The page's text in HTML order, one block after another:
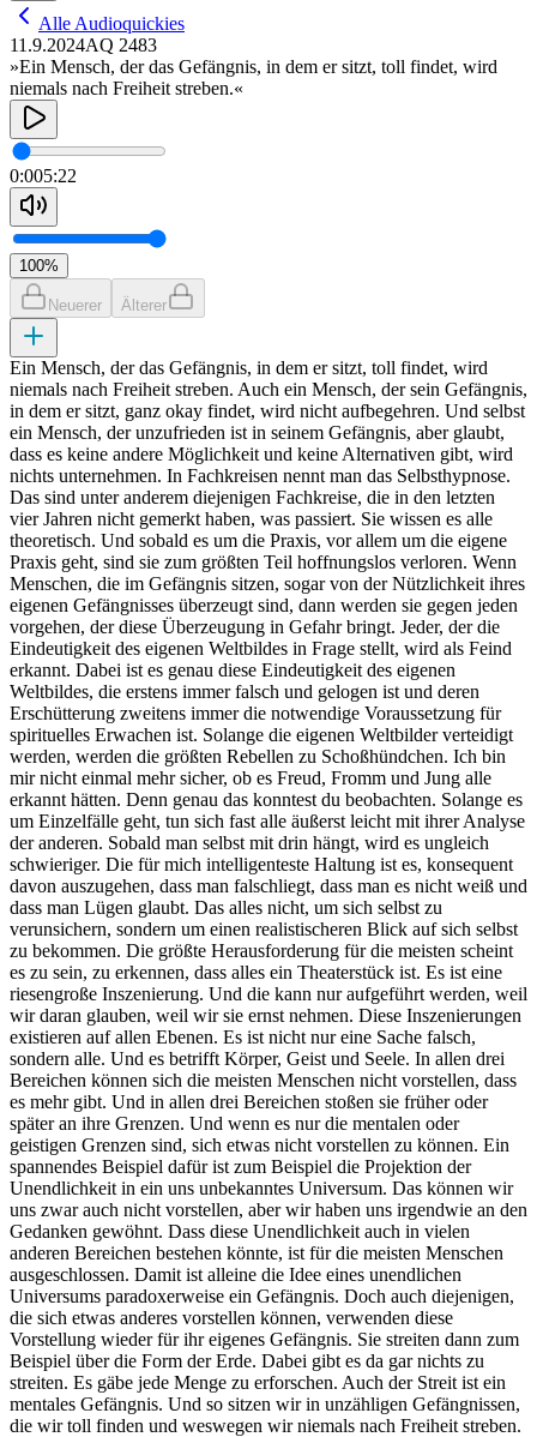
Alle Audioquickies
11.9.2024AQ 2483
»Ein Mensch, der das Gefängnis, in dem er sitzt, toll findet, wird
niemals nach Freiheit streben.«
0:005:22
100%
Neuerer Älterer
Ein Mensch, der das Gefängnis, in dem er sitzt, toll findet, wird
niemals nach Freiheit streben. Auch ein Mensch, der sein Gefängnis,
in dem er sitzt, ganz okay findet, wird nicht aufbegehren. Und selbst
ein Mensch, der unzufrieden ist in seinem Gefängnis, aber glaubt,
dass es keine andere Möglichkeit und keine Alternativen gibt, wird
nichts unternehmen. In Fachkreisen nennt man das Selbsthypnose.
Das sind unter anderem diejenigen Fachkreise, die in den letzten
vier Jahren nicht gemerkt haben, was passiert. Sie wissen es alle
theoretisch. Und sobald es um die Praxis, vor allem um die eigene
Praxis geht, sind sie zum größten Teil hoffnungslos verloren. Wenn
Menschen, die im Gefängnis sitzen, sogar von der Nützlichkeit ihres
eigenen Gefängnisses überzeugt sind, dann werden sie gegen jeden
vorgehen, der diese Überzeugung in Gefahr bringt. Jeder, der die
Eindeutigkeit des eigenen Weltbildes in Frage stellt, wird als Feind
erkannt. Dabei ist es genau diese Eindeutigkeit des eigenen
Weltbildes, die erstens immer falsch und gelogen ist und deren
Erschütterung zweitens immer die notwendige Voraussetzung für
spirituelles Erwachen ist. Solange die eigenen Weltbilder verteidigt
werden, werden die größten Rebellen zu Schoßhündchen. Ich bin
mir nicht einmal mehr sicher, ob es Freud, Fromm und Jung alle
erkannt hätten. Denn genau das konntest du beobachten. Solange es
um Einzelfälle geht, tun sich fast alle äußerst leicht mit ihrer Analyse
der anderen. Sobald man selbst mit drin hängt, wird es ungleich
schwieriger. Die für mich intelligenteste Haltung ist es, konsequent
davon auszugehen, dass man falschliegt, dass man es nicht weiß und
dass man Lügen glaubt. Das alles nicht, um sich selbst zu
verunsichern, sondern um einen realistischeren Blick auf sich selbst
zu bekommen. Die größte Herausforderung für die meisten scheint
es zu sein, zu erkennen, dass alles ein Theaterstück ist. Es ist eine
riesengroße Inszenierung. Und die kann nur aufgeführt werden, weil
wir daran glauben, weil wir sie ernst nehmen. Diese Inszenierungen
existieren auf allen Ebenen. Es ist nicht nur eine Sache falsch,
sondern alle. Und es betrifft Körper, Geist und Seele. In allen drei
Bereichen können sich die meisten Menschen nicht vorstellen, dass
es mehr gibt. Und in allen drei Bereichen stoßen sie früher oder
später an ihre Grenzen. Und wenn es nur die mentalen oder
geistigen Grenzen sind, sich etwas nicht vorstellen zu können. Ein
spannendes Beispiel dafür ist zum Beispiel die Projektion der
Unendlichkeit in ein uns unbekanntes Universum. Das können wir
uns zwar auch nicht vorstellen, aber wir haben uns irgendwie an den
Gedanken gewöhnt. Dass diese Unendlichkeit auch in vielen
anderen Bereichen bestehen könnte, ist für die meisten Menschen
ausgeschlossen. Damit ist alleine die Idee eines unendlichen
Universums paradoxerweise ein Gefängnis. Doch auch diejenigen,
die sich etwas anderes vorstellen können, verwenden diese
Vorstellung wieder für ihr eigenes Gefängnis. Sie streiten dann zum
Beispiel über die Form der Erde. Dabei gibt es da gar nichts zu
streiten. Es gäbe jede Menge zu erforschen. Auch der Streit ist ein
mentales Gefängnis. Und so sitzen wir in unzähligen Gefängnissen,
die wir toll finden und weswegen wir niemals nach Freiheit streben.